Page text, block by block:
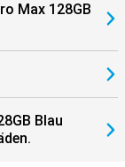
Max 128GB
Blau